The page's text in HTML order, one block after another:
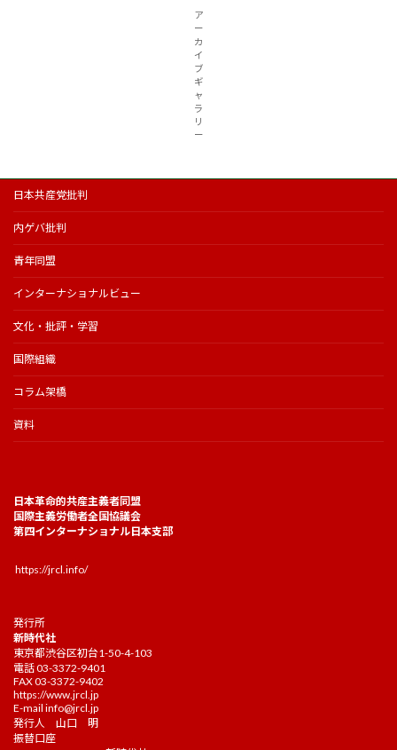
ア
ー
カ
イ
ブ
ギ
ャ
ラ
リ
ー
日本共産党批判
内ゲバ批判
青年同盟
インターナショナルビュー
文化・批評・学習
国際組織
コラム架橋
資料
日本革命的共産主義者同盟
国際主義労働者全国協議会
第四インターナショナル日本支部
https://jrcl.info/
発行所
新時代社
東京都渋谷区初台1-50-4-103
電話 03-3372-9401
FAX 03-3372-9402
https://www.jrcl.jp
E-mail info@jrcl.jp
発行人 山口 明
振替口座